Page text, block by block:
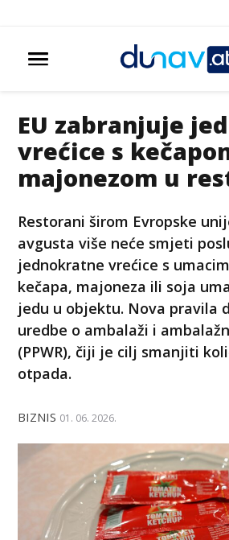
EU zabranjuje
vrećice s
majonezom u
Restorani širom Evropske
avgusta više neće smjeti
jednokratne vrećice s
kečapa, majoneza ili soja
jedu u objektu. Nova pravila
uredbe o ambalaži i
(PPWR), čiji je cilj smanjiti
otpada.
BIZNIS 01. 06. 2026.